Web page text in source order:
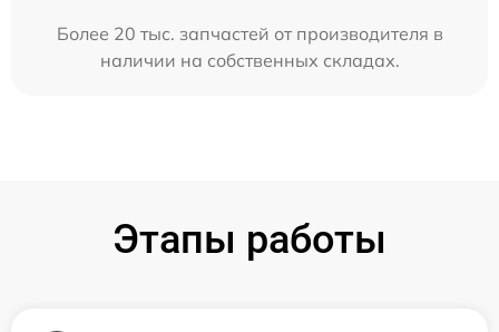
Более 20 тыс. запчастей от производителя в
наличии на собственных складах.
Этапы работы